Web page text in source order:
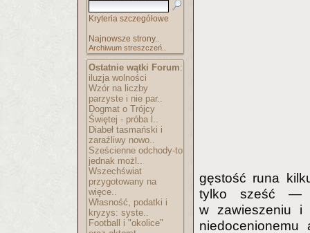
Kryteria szczegółowe
Najnowsze strony..
Archiwum streszczeń..
Ostatnie wątki Forum:
iluzja wolności
Wzór na liczby
parzyste i nie par..
Dogmat o Trójcy
Świętej - próba l..
Diabeł tasmański i
zaraźliwy nowo..
Sześcienne odchody-to
jednak możl..
Wszechświat
przygotowany na
więce..
Własność, podatki i
kryzys: syste..
Football i "okolice"
gęstość runa
tylko sześć —
w zawieszeniu i
niedocenionemu